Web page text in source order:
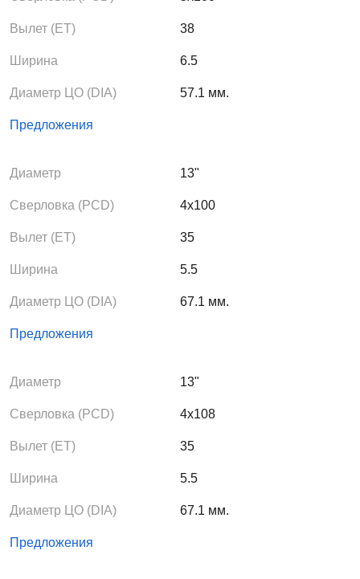
Вылет (ЕТ) 38
Ширина 6.5
Диаметр ЦО (DIA) 57.1 мм.
Предложения
Диаметр 13"
Сверловка (PCD) 4x100
Вылет (ЕТ) 35
Ширина 5.5
Диаметр ЦО (DIA) 67.1 мм.
Предложения
Диаметр 13"
Сверловка (PCD) 4x108
Вылет (ЕТ) 35
Ширина 5.5
Диаметр ЦО (DIA) 67.1 мм.
Предложения